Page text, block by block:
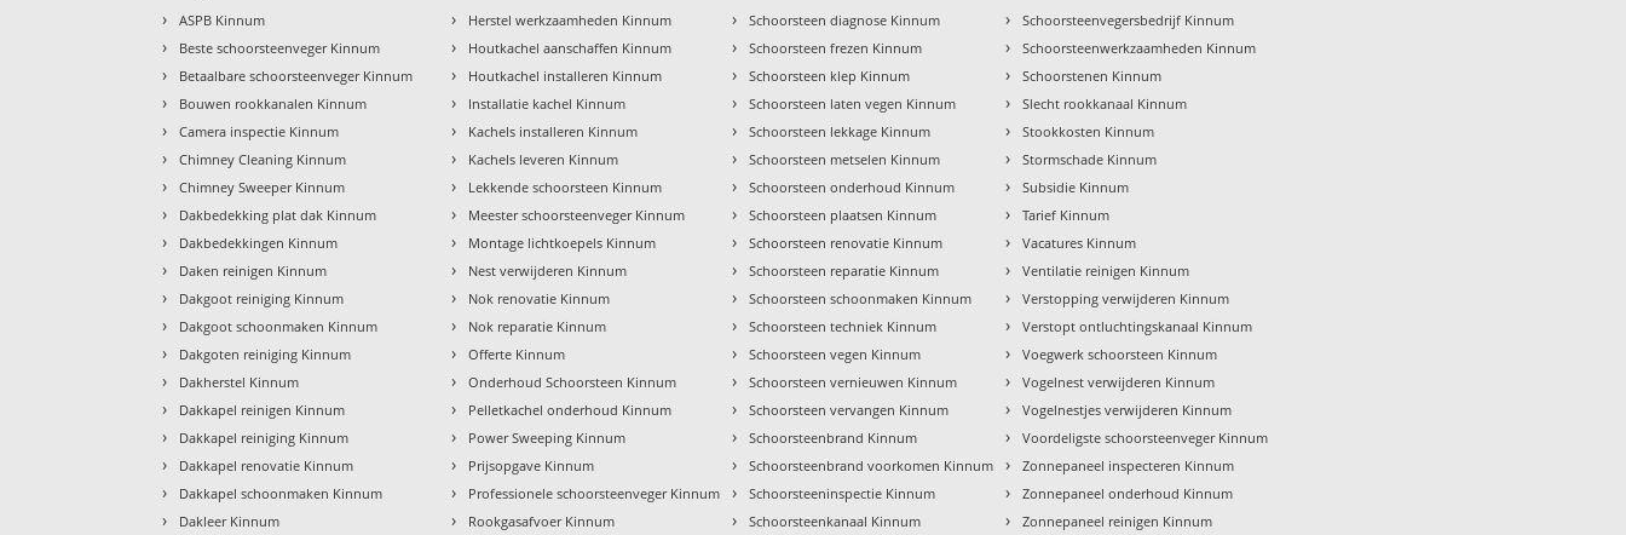
› ASPB Kinnum
› Beste schoorsteenveger Kinnum
› Betaalbare schoorsteenveger Kinnum
› Bouwen rookkanalen Kinnum
› Camera inspectie Kinnum
› Chimney Cleaning Kinnum
› Chimney Sweeper Kinnum
› Dakbedekking plat dak Kinnum
› Dakbedekkingen Kinnum
› Daken reinigen Kinnum
› Dakgoot reiniging Kinnum
› Dakgoot schoonmaken Kinnum
› Dakgoten reiniging Kinnum
› Dakherstel Kinnum
› Dakkapel reinigen Kinnum
› Dakkapel reiniging Kinnum
› Dakkapel renovatie Kinnum
› Dakkapel schoonmaken Kinnum
› Dakleer Kinnum
› Herstel werkzaamheden Kinnum
› Houtkachel aanschaffen Kinnum
› Houtkachel installeren Kinnum
› Installatie kachel Kinnum
› Kachels installeren Kinnum
› Kachels leveren Kinnum
› Lekkende schoorsteen Kinnum
› Meester schoorsteenveger Kinnum
› Montage lichtkoepels Kinnum
› Nest verwijderen Kinnum
› Nok renovatie Kinnum
› Nok reparatie Kinnum
› Offerte Kinnum
› Onderhoud Schoorsteen Kinnum
› Pelletkachel onderhoud Kinnum
› Power Sweeping Kinnum
› Prijsopgave Kinnum
› Professionele schoorsteenveger Kinnum
› Rookgasafvoer Kinnum
› Schoorsteen diagnose Kinnum
› Schoorsteen frezen Kinnum
› Schoorsteen klep Kinnum
› Schoorsteen laten vegen Kinnum
› Schoorsteen lekkage Kinnum
› Schoorsteen metselen Kinnum
› Schoorsteen onderhoud Kinnum
› Schoorsteen plaatsen Kinnum
› Schoorsteen renovatie Kinnum
› Schoorsteen reparatie Kinnum
› Schoorsteen schoonmaken Kinnum
› Schoorsteen techniek Kinnum
› Schoorsteen vegen Kinnum
› Schoorsteen vernieuwen Kinnum
› Schoorsteen vervangen Kinnum
› Schoorsteenbrand Kinnum
› Schoorsteenbrand voorkomen Kinnum
› Schoorsteeninspectie Kinnum
› Schoorsteenkanaal Kinnum
› Schoorsteenvegersbedrijf Kinnum
› Schoorsteenwerkzaamheden Kinnum
› Schoorstenen Kinnum
› Slecht rookkanaal Kinnum
› Stookkosten Kinnum
› Stormschade Kinnum
› Subsidie Kinnum
› Tarief Kinnum
› Vacatures Kinnum
› Ventilatie reinigen Kinnum
› Verstopping verwijderen Kinnum
› Verstopt ontluchtingskanaal Kinnum
› Voegwerk schoorsteen Kinnum
› Vogelnest verwijderen Kinnum
› Vogelnestjes verwijderen Kinnum
› Voordeligste schoorsteenveger Kinnum
› Zonnepaneel inspecteren Kinnum
› Zonnepaneel onderhoud Kinnum
› Zonnepaneel reinigen Kinnum